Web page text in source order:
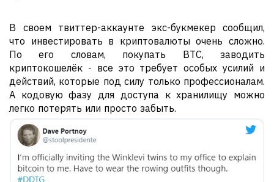
В своем твиттер-аккаунте экс-букмекер сообщил,
что инвестировать в криптовалюты очень сложно.
По его словам, покупать BTC, заводить
криптокошелёк - все это требует особых усилий и
действий, которые под силу только профессионалам.
А кодовую фазу для доступа к хранилищу можно
легко потерять или просто забыть.